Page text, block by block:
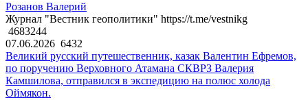
Розанов Валерий
Журнал "Вестник геополитики" https://t.me/vestnikg
4683244
07.06.2026 6432
Великий русский путешественник, казак Валентин Ефремов,
по поручению Верховного Атамана СКВРЗ Валерия
Камшилова, отправился в экспедицию на полюс холода
Оймякон.